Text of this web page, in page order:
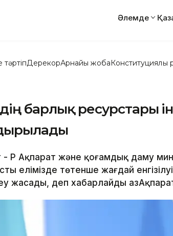
Әлемде
ДерекқорАрнайы жоба
барлық ресурстары
ҚР Ақпарат және қоғамдық даму
елімізде төтенше жағдай
жасады, деп хабарлайды ҚазАқпарат